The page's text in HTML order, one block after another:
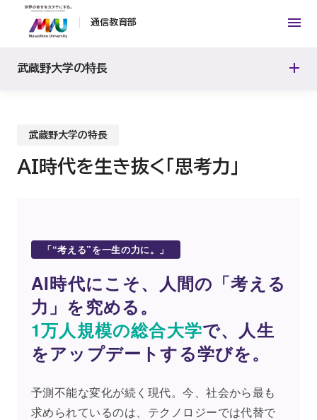
通信教育部
武蔵野大学の特長
AI時代を生き抜く「思考力」
「“考える”を一生の力に。」
AI時代にこそ、人間の「考える
力」を究める。
1万人規模の総合大学で、人生
をアップデートする学びを。
予測不能な変化が続く現代。今、社会から最も
求められているのは、テクノロジーでは代替で
武蔵野大学の特長
AI時代を生き抜く「思考力」
キャリアを拓く1万人のネットワーク